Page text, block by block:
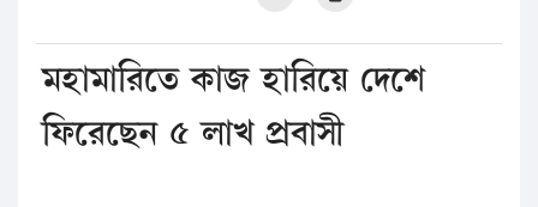
মহামারিতে কাজ হারিয়ে দেশে
ফিরেছেন ৫ লাখ প্রবাসী